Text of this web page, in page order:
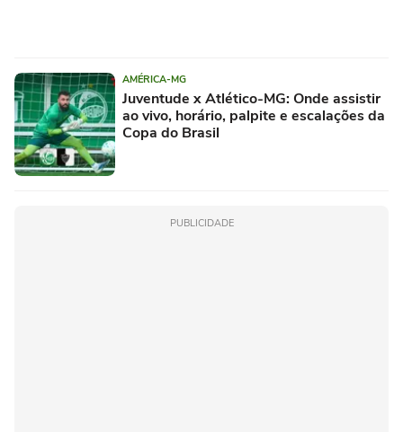
AMÉRICA-MG
Juventude x Atlético-MG: Onde assistir
ao vivo, horário, palpite e escalações da
Copa do Brasil
PUBLICIDADE